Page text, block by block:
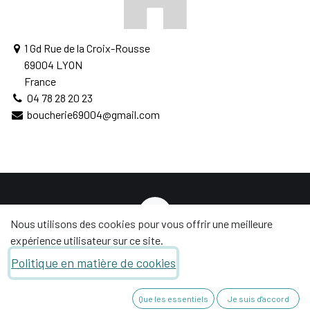
1 Gd Rue de la Croix-Rousse
69004 LYON
France
04 78 28 20 23
boucherie69004@gmail.com
66, avenue de provence - 26270 SAULCE SUR Rhône
contact@sauces-lab.com
Nous utilisons des cookies pour vous offrir une meilleure
expérience utilisateur sur ce site.
Politique en matière de cookies
Que les essentiels Je suis d'accord